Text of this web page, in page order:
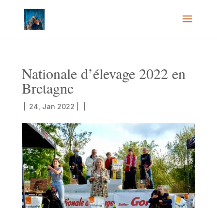
Nationale d’élevage 2022 en
Bretagne
24, Jan 2022